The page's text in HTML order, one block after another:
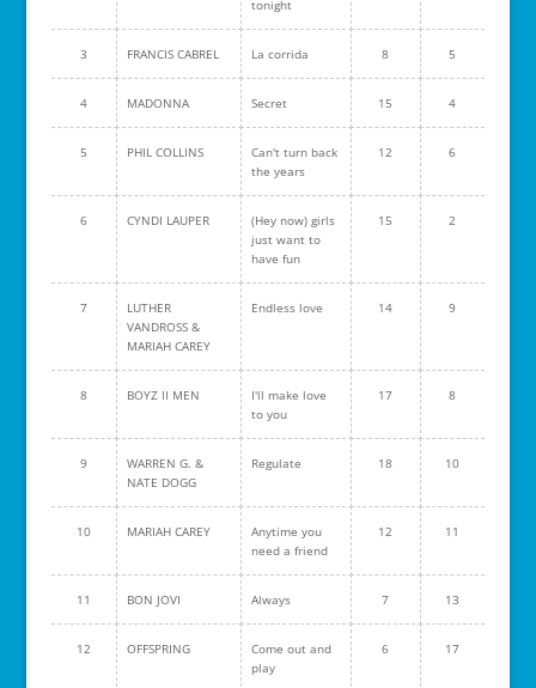
tonight
3 FRANCIS CABREL La corrida 8 5
4 MADONNA Secret 15 4
5 PHIL COLLINS
Can't turn back
the years
12 6
6 CYNDI LAUPER
(Hey now) girls
just want to
have fun
15 2
7
LUTHER
VANDROSS &
MARIAH CAREY
Endless love 14 9
8 BOYZ II MEN
I'll make love
to you
17 8
9
WARREN G. &
NATE DOGG
Regulate 18 10
10 MARIAH CAREY
Anytime you
need a friend
12 11
11 BON JOVI Always 7 13
12 OFFSPRING
Come out and
play
6 17